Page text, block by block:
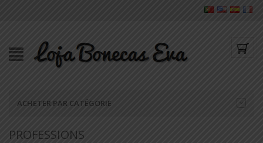
ACHETER PAR CATÉGORIE
PROFESSIONS